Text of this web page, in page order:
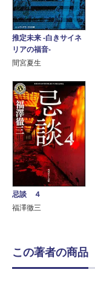
推定未来 ‐白きサイネ
リアの福音‐
間宮夏生
忌談 ４
福澤徹三
この著者の商品